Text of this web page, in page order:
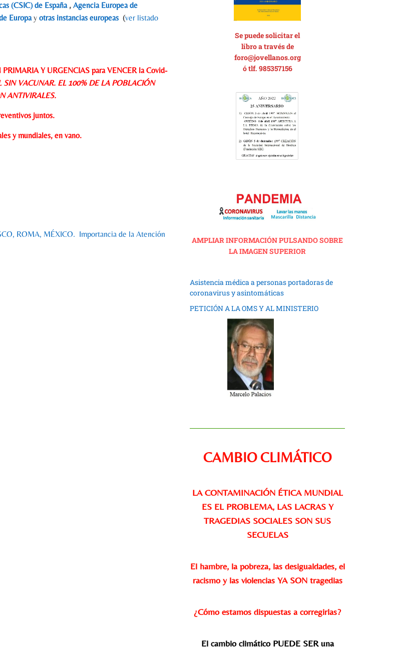
(CSIC) de España, Agencia Europea de
Europay otras instancias europeas (ver listado
Y URGENCIAS para VENCER la Covid-
VACUNAR. EL 100% DE LA POBLACIÓN
ANTIVIRALES.
juntos.
y mundiales, en vano.
ROMA, MÉXICO. Importancia de la Atención
Se puede solicitar el
libro a través de
foro@jovellanos.org
ó tlf. 985357156
AMPLIAR INFORMACIÓN PULSANDO SOBRE
LA IMAGEN SUPERIOR
Asistencia médica a personas portadoras de
coronavirus y asintomáticas
PETICIÓN A LA OMS Y AL MINISTERIO
CAMBIO CLIMÁTICO
LA CONTAMINACIÓN ÉTICA MUNDIAL
ES EL PROBLEMA, LAS LACRAS Y
TRAGEDIAS SOCIALES SON SUS
SECUELAS
El hambre, la pobreza, las desigualdades, el
racismo y las violencias YA SON tragedias
¿Cómo estamos dispuestas a corregirlas?
El cambio climático PUEDE SER una